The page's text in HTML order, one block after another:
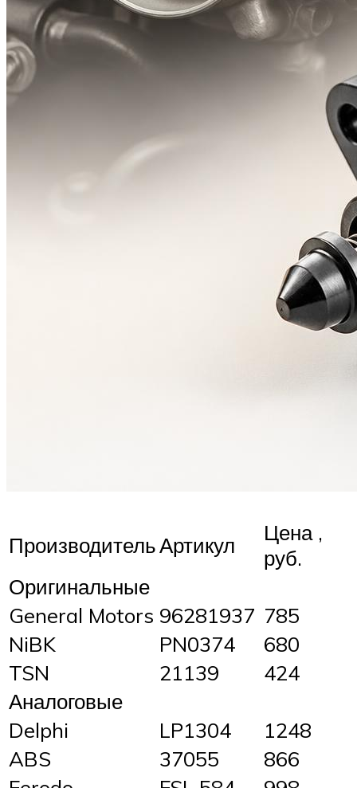
ПроизводительАртикул
Цена ,
руб.
Оригинальные
General Motors 96281937 785
NiBK
PN0374
680
TSN
21139
424
Аналоговые
Delphi
LP1304
1248
ABS
37055
866